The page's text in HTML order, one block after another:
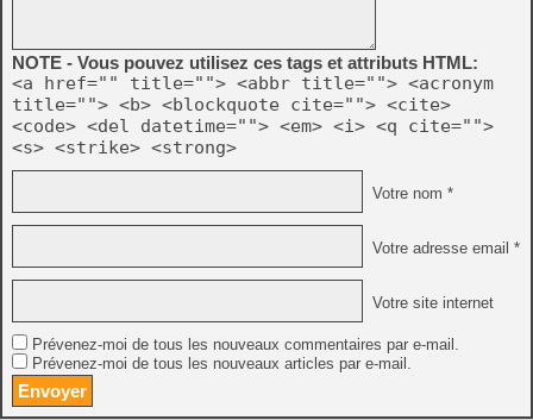
NOTE - Vous pouvez utilisez ces tags et attributs HTML:
<a href="" title=""> <abbr title=""> <acronym
title=""> <b> <blockquote cite=""> <cite>
<code> <del datetime=""> <em> <i> <q cite="">
<s> <strike> <strong>
Votre nom *
Votre adresse email *
Votre site internet
Prévenez-moi de tous les nouveaux commentaires par e-mail.
Prévenez-moi de tous les nouveaux articles par e-mail.